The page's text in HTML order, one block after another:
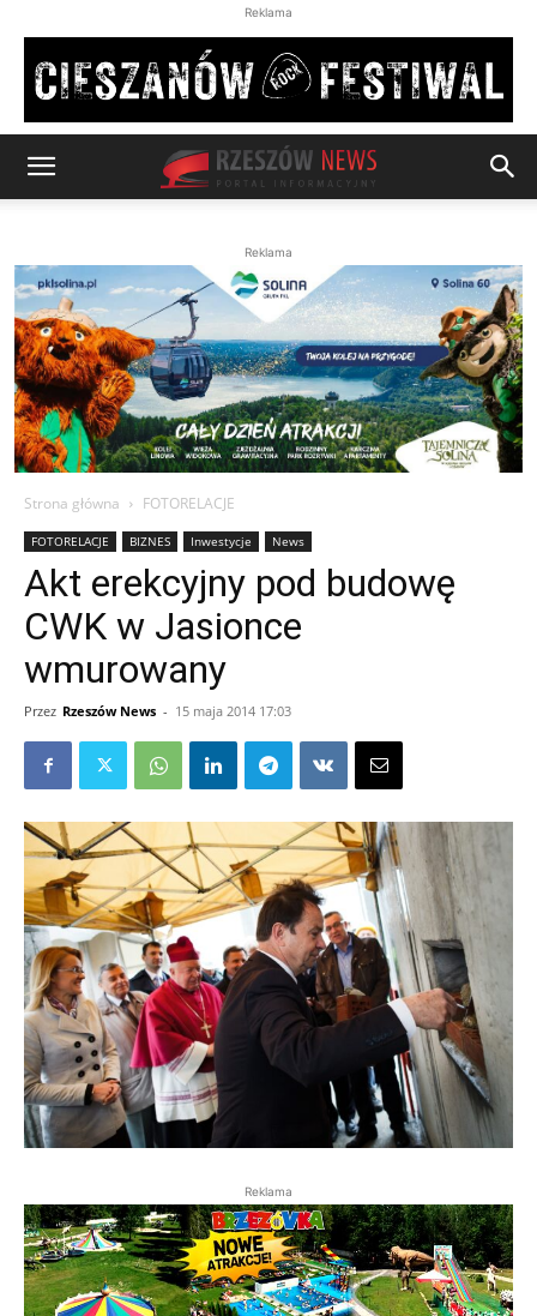
Reklama
Reklama
Strona główna FOTORELACJE
FOTORELACJE BIZNES Inwestycje News
Akt erekcyjny pod budowę
CWK w Jasionce
wmurowany
Przez Rzeszów News - 15 maja 2014 17:03
Reklama